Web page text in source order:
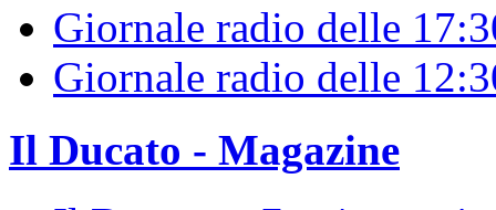
Giornale radio delle
Giornale radio delle
Il Ducato - Magazine